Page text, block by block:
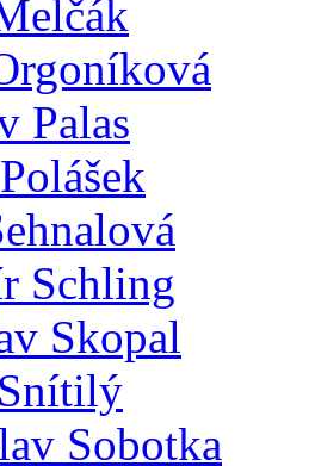
Palas
Schling
Skopal
Sobotka